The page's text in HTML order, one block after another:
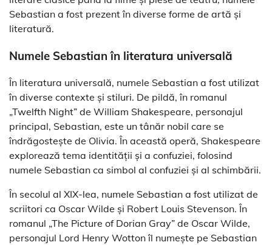
Sebastian a fost prezent în diverse forme de artă și
literatură.
Numele Sebastian în literatura universală
În literatura universală, numele Sebastian a fost utilizat
în diverse contexte și stiluri. De pildă, în romanul
„Twelfth Night” de William Shakespeare, personajul
principal, Sebastian, este un tânăr nobil care se
îndrăgostește de Olivia. În această operă, Shakespeare
explorează tema identității și a confuziei, folosind
numele Sebastian ca simbol al confuziei și al schimbării.
În secolul al XIX-lea, numele Sebastian a fost utilizat de
scriitori ca Oscar Wilde și Robert Louis Stevenson. În
romanul „The Picture of Dorian Gray” de Oscar Wilde,
personajul Lord Henry Wotton îl numește pe Sebastian